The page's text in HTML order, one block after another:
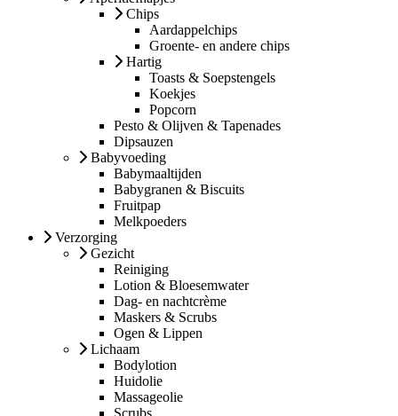
Chips
Aardappelchips
Groente- en andere chips
Hartig
Toasts & Soepstengels
Koekjes
Popcorn
Pesto & Olijven & Tapenades
Dipsauzen
Babyvoeding
Babymaaltijden
Babygranen & Biscuits
Fruitpap
Melkpoeders
Verzorging
Gezicht
Reiniging
Lotion & Bloesemwater
Dag- en nachtcrème
Maskers & Scrubs
Ogen & Lippen
Lichaam
Bodylotion
Huidolie
Massageolie
Scrubs